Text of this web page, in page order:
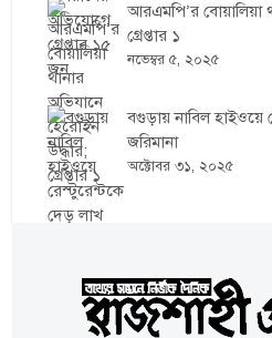
আরএমপি’র বোয়ালিয়া
গ্রেপ্তার ১
নভেম্বর ৫, ২০২৫
বগুড়ায় নাবিল হাইওয়ে
জরিমানা
অক্টোবর ৩১, ২০২৫